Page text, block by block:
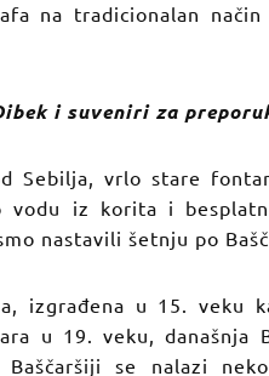
na tradicionalan način
i suveniri za
Sebilja, vrlo stare
iz korita i
nastavili šetnju po
izgrađena u 15. veku
u 19. veku, današnja
se nalazi